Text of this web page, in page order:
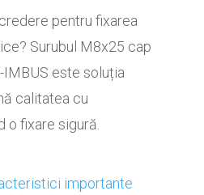
pentru fixarea
Surubul M8x25 cap
IMBUS este soluția
calitatea cu
o fixare sigură.
importante